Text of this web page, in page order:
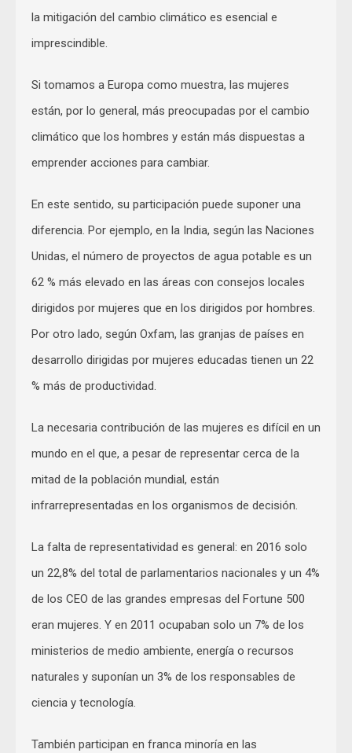
la mitigación del cambio climático es esencial e
imprescindible.
Si tomamos a Europa como muestra, las mujeres
están, por lo general, más preocupadas por el cambio
climático que los hombres y están más dispuestas a
emprender acciones para cambiar.
En este sentido, su participación puede suponer una
diferencia. Por ejemplo, en la India, según las Naciones
Unidas, el número de proyectos de agua potable es un
62 % más elevado en las áreas con consejos locales
dirigidos por mujeres que en los dirigidos por hombres.
Por otro lado, según Oxfam, las granjas de países en
desarrollo dirigidas por mujeres educadas tienen un 22
% más de productividad.
La necesaria contribución de las mujeres es difícil en un
mundo en el que, a pesar de representar cerca de la
mitad de la población mundial, están
infrarrepresentadas en los organismos de decisión.
La falta de representatividad es general: en 2016 solo
un 22,8% del total de parlamentarios nacionales y un 4%
de los CEO de las grandes empresas del Fortune 500
eran mujeres. Y en 2011 ocupaban solo un 7% de los
ministerios de medio ambiente, energía o recursos
naturales y suponían un 3% de los responsables de
ciencia y tecnología.
También participan en franca minoría en las